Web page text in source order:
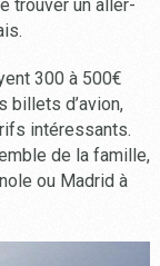
trouver un aller-
300 à 500€
billets d’avion,
intéressants.
de la famille,
ou Madrid à